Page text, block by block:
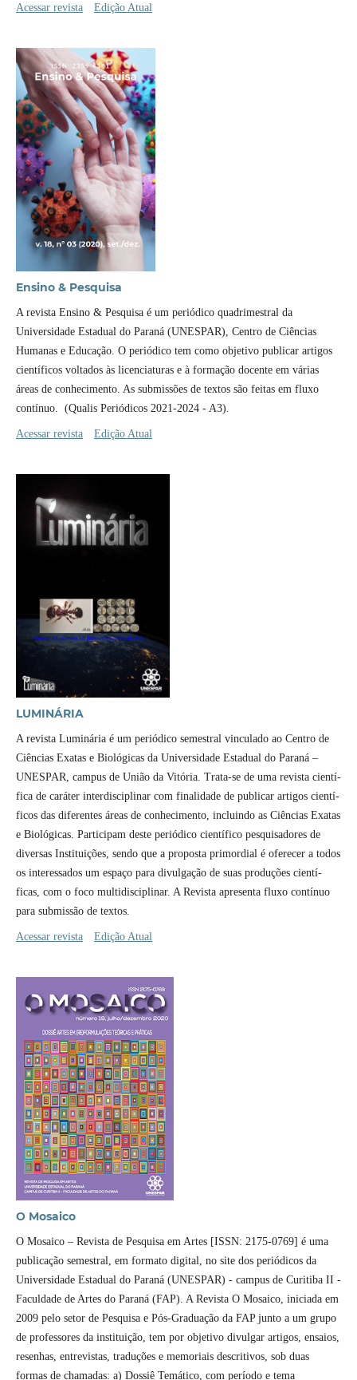
Acessar revista Edição Atual
Ensino & Pesquisa
A revista Ensino & Pesquisa é um periódico quadrimestral da
Universidade Estadual do Paraná (UNESPAR), Centro de Ciências
Humanas e Educação. O periódico tem como objetivo publicar artigos
cientí­ficos voltados às licenciaturas e à formação docente em várias
áreas de conhecimento. As submissões de textos são feitas em fluxo
contí­nuo. (Qualis Periódicos 2021-2024 - A3).
Acessar revista Edição Atual
LUMINÁRIA
A revista Luminária é um periódico semestral vinculado ao Centro de
Ciências Exatas e Biológicas da Universidade Estadual do Paraná –
UNESPAR, campus de União da Vitória. Trata-se de uma revista cientí­
fica de caráter interdisciplinar com finalidade de publicar artigos cientí­
ficos das diferentes áreas de conhecimento, incluindo as Ciências Exatas
e Biológicas. Participam deste periódico cientí­fico pesquisadores de
diversas Instituições, sendo que a proposta primordial é oferecer a todos
os interessados um espaço para divulgação de suas produções cientí­
ficas, com o foco multidisciplinar. A Revista apresenta fluxo contí­nuo
para submissão de textos.
Acessar revista Edição Atual
O Mosaico
O Mosaico – Revista de Pesquisa em Artes [ISSN: 2175-0769] é uma
publicação semestral, em formato digital, no site dos periódicos da
Universidade Estadual do Paraná (UNESPAR) - campus de Curitiba II -
Faculdade de Artes do Paraná (FAP). A Revista O Mosaico, iniciada em
2009 pelo setor de Pesquisa e Pós-Graduação da FAP junto a um grupo
de professores da instituição, tem por objetivo divulgar artigos, ensaios,
resenhas, entrevistas, traduções e memoriais descritivos, sob duas
formas de chamadas: a) Dossiê Temático, com perí­odo e tema